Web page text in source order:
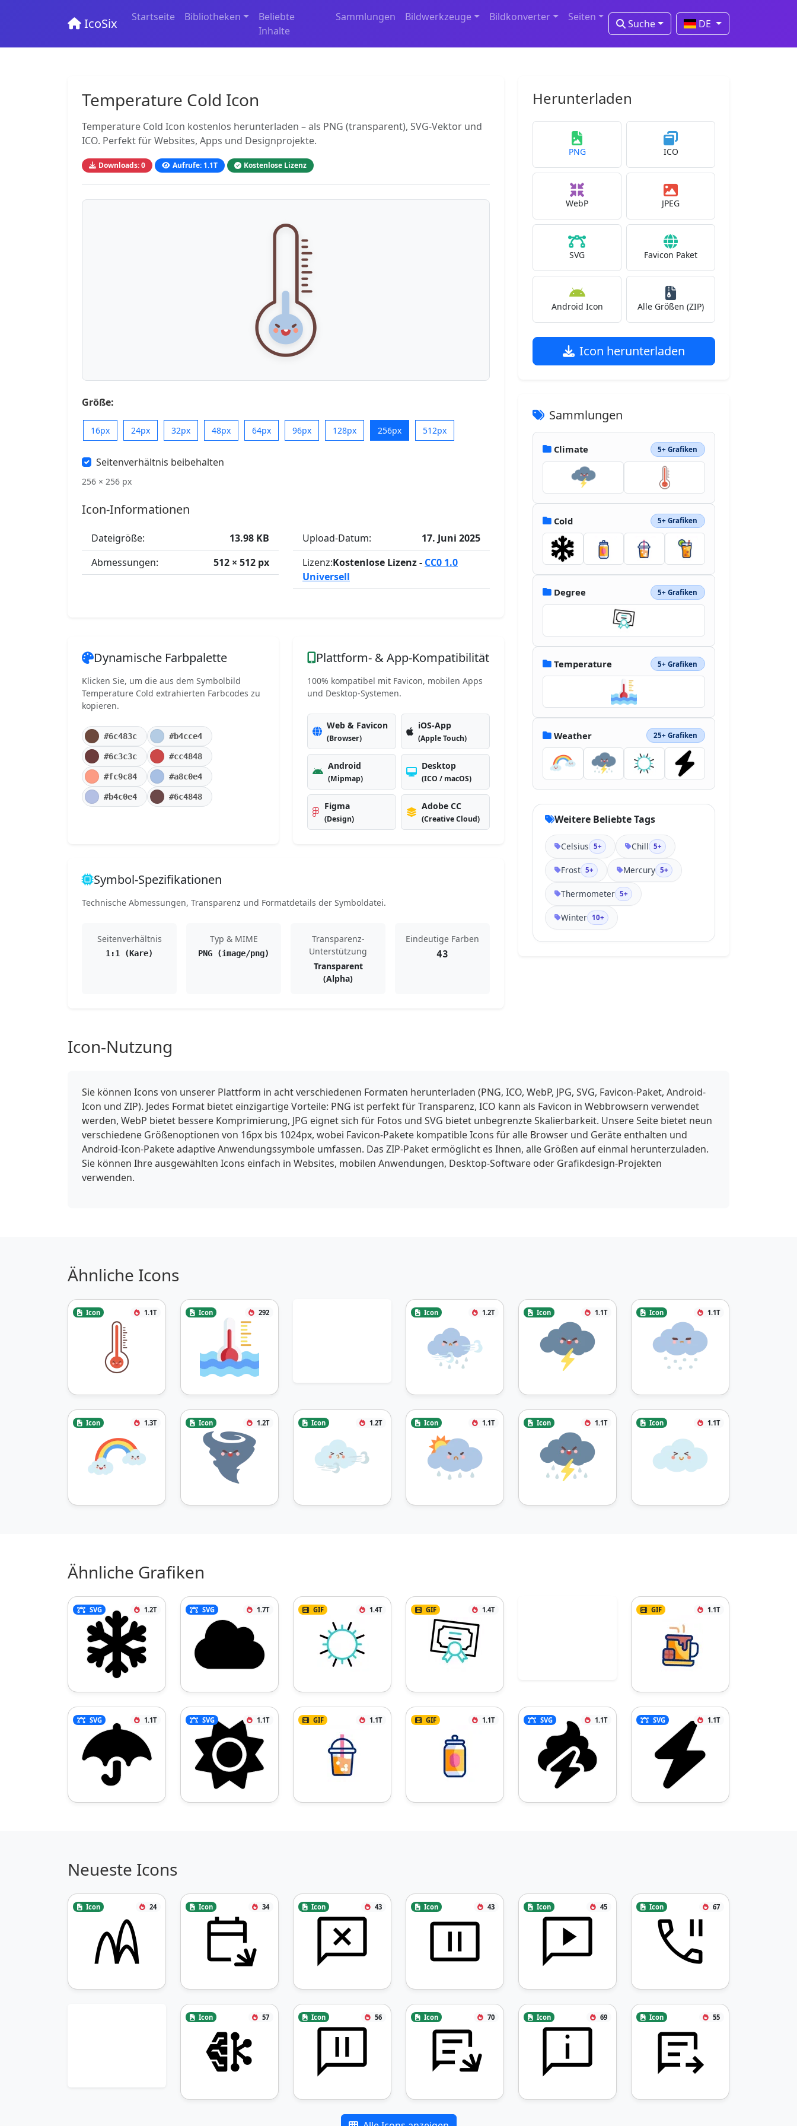
IcoSix Startseite Bibliotheken
Beliebte
Inhalte
Sammlungen Bildwerkzeuge Bildkonverter Seiten
Suche DE
Temperature Cold Icon
Temperature Cold Icon kostenlos herunterladen – als PNG (transparent), SVG-Vektor und
ICO. Perfekt für Websites, Apps und Designprojekte.
Downloads: 0 Aufrufe: 1.1T Kostenlose Lizenz
Größe:
16px 24px 32px 48px 64px 96px 128px 256px 512px
Seitenverhältnis beibehalten
256 × 256 px
Icon-Informationen
Dateigröße:
13.98 KB
Abmessungen:
512 × 512 px
Upload-Datum:
17. Juni 2025
Lizenz:Kostenlose Lizenz - CC0 1.0
Universell
Dynamische Farbpalette
Klicken Sie, um die aus dem Symbolbild
Temperature Cold extrahierten Farbcodes zu
kopieren.
#6c483c #b4cce4
#6c3c3c #cc4848
#fc9c84 #a8c0e4
#b4c0e4 #6c4848
Plattform- & App-Kompatibilität
100% kompatibel mit Favicon, mobilen Apps
und Desktop-Systemen.
Web & Favicon
(Browser)
iOS-App
(Apple Touch)
Android
(Mipmap)
Desktop
(ICO / macOS)
Figma
(Design)
Adobe CC
(Creative Cloud)
Symbol-Spezifikationen
Technische Abmessungen, Transparenz und Formatdetails der Symboldatei.
Seitenverhältnis
1:1 (Kare)
Typ & MIME
PNG (image/png)
Transparenz-
Unterstützung
Transparent
(Alpha)
Eindeutige Farben
43
Herunterladen
PNG ICO
WebP JPEG
SVG Favicon Paket
Android Icon Alle Größen (ZIP)
Icon herunterladen
Sammlungen
Climate 5+ Grafiken
Cold 5+ Grafiken
Degree 5+ Grafiken
Temperature 5+ Grafiken
Weather 25+ Grafiken
Weitere Beliebte Tags
Celsius 5+ Chill 5+
Frost 5+ Mercury 5+
Thermometer 5+
Winter 10+
Icon-Nutzung
Sie können Icons von unserer Plattform in acht verschiedenen Formaten herunterladen (PNG, ICO, WebP, JPG, SVG, Favicon-Paket, Android-
Icon und ZIP). Jedes Format bietet einzigartige Vorteile: PNG ist perfekt für Transparenz, ICO kann als Favicon in Webbrowsern verwendet
werden, WebP bietet bessere Komprimierung, JPG eignet sich für Fotos und SVG bietet unbegrenzte Skalierbarkeit. Unsere Seite bietet neun
verschiedene Größenoptionen von 16px bis 1024px, wobei Favicon-Pakete kompatible Icons für alle Browser und Geräte enthalten und
Android-Icon-Pakete adaptive Anwendungssymbole umfassen. Das ZIP-Paket ermöglicht es Ihnen, alle Größen auf einmal herunterzuladen.
Sie können Ihre ausgewählten Icons einfach in Websites, mobilen Anwendungen, Desktop-Software oder Grafikdesign-Projekten
verwenden.
Ähnliche Icons
Icon 1.1T Icon 292 Icon 1.2T Icon 1.1T Icon 1.1T
Icon 1.3T Icon 1.2T Icon 1.2T Icon 1.1T Icon 1.1T Icon 1.1T
Ähnliche Grafiken
SVG 1.2T SVG 1.7T GIF 1.4T GIF 1.4T GIF 1.1T
SVG 1.1T SVG 1.1T GIF 1.1T GIF 1.1T SVG 1.1T SVG 1.1T
Neueste Icons
Icon 24 Icon 34 Icon 43 Icon 43 Icon 45 Icon 67
Icon 57 Icon 56 Icon 70 Icon 69 Icon 55